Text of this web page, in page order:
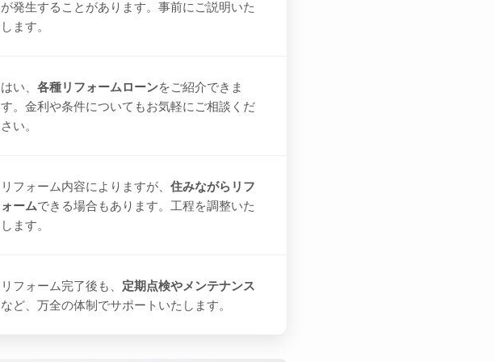
が発生することがあります。事前にご説明いた
します。
はい、 各種リフォームローンをご紹介できま
す。金利や条件についてもお気軽にご相談くだ
さい。
リフォーム内容によりますが、 住みながらリフ
ォームできる場合もあります。工程を調整いた
します。
リフォーム完了後も、 定期点検やメンテナンス
など、万全の体制でサポートいたします。